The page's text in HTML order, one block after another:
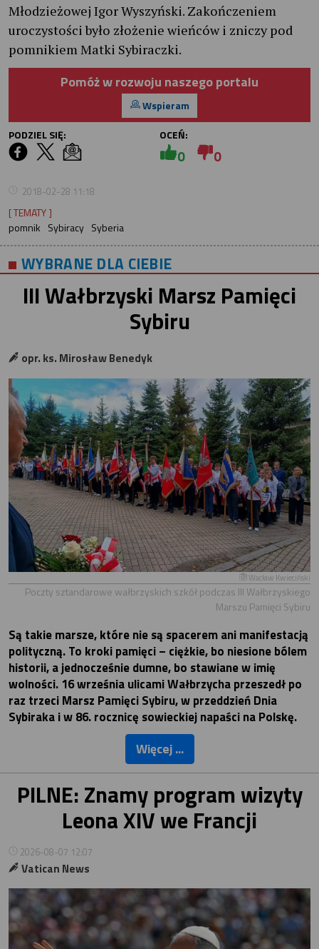
Młodzieżowej Igor Wyszyński. Zakończeniem
uroczystości było złożenie wieńców i zniczy pod
pomnikiem Matki Sybiraczki.
Pomóż w rozwoju naszego portalu
Wspieram
PODZIEL SIĘ:
OCEŃ:
0 0
2018-02-28 11:18
[ TEMATY ]
pomnik Sybiracy Syberia
WYBRANE DLA CIEBIE
III Wałbrzyski Marsz Pamięci
Sybiru
opr. ks. Mirosław Benedyk
Wacław Kwieciński
Poczty sztandarowe wałbrzyskich szkół podczas III Wałbrzyskiego
Marszu Pamięci Sybiru
Są takie marsze, które nie są spacerem ani manifestacją
polityczną. To kroki pamięci – ciężkie, bo niesione bólem
historii, a jednocześnie dumne, bo stawiane w imię
wolności. 16 września ulicami Wałbrzycha przeszedł po
raz trzeci Marsz Pamięci Sybiru, w przeddzień Dnia
Sybiraka i w 86. rocznicę sowieckiej napaści na Polskę.
Więcej ...
PILNE: Znamy program wizyty
Leona XIV we Francji
2026-08-07 12:07
Vatican News